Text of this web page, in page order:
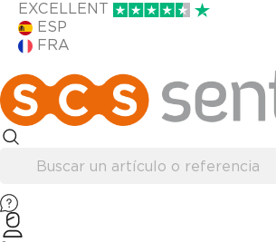
EXCELLENT
ESP
FRA